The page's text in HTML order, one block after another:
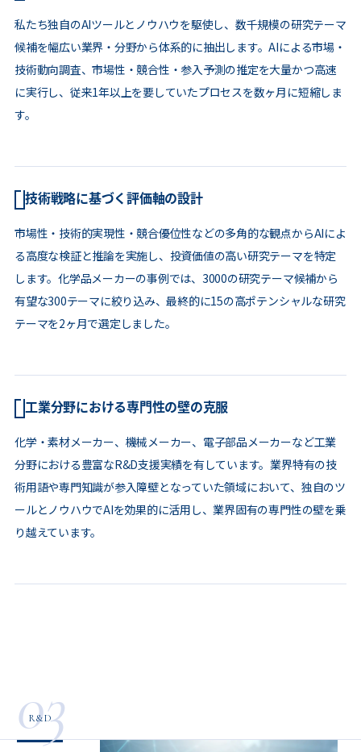
私たち独自のAIツールとノウハウを駆使し、数千規模の研究テーマ
候補を幅広い業界・分野から体系的に抽出します。AIによる市場・
技術動向調査、市場性・競合性・参入予測の推定を大量かつ高速
に実行し、従来1年以上を要していたプロセスを数ヶ月に短縮しま
す。
技術戦略に基づく評価軸の設計
市場性・技術的実現性・競合優位性などの多角的な観点からAIによ
る高度な検証と推論を実施し、投資価値の高い研究テーマを特定
します。化学品メーカーの事例では、3000の研究テーマ候補から
有望な300テーマに絞り込み、最終的に15の高ポテンシャルな研究
テーマを2ヶ月で選定しました。
工業分野における専門性の壁の克服
化学・素材メーカー、機械メーカー、電子部品メーカーなど工業
分野における豊富なR&D支援実績を有しています。業界特有の技
術用語や専門知識が参入障壁となっていた領域において、独自のツ
ールとノウハウでAIを効果的に活用し、業界固有の専門性の壁を乗
り越えています。
03
R&D